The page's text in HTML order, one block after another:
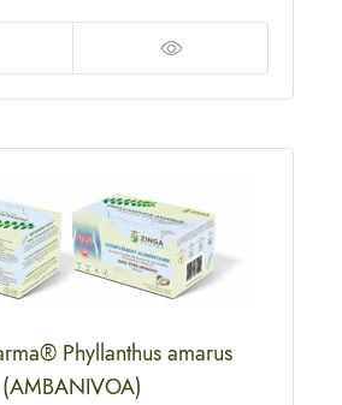
Phyllanthus amarus
(AMBANIVOA)